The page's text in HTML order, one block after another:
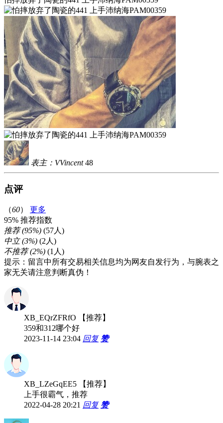
表主：VVincent 48
点评
（60）
更多
95% 推荐指数
推荐 (95%) (57人)
中立 (3%) (2人)
不推荐 (2%) (1人)
提示：留言中所有交易相关信息均为网友自发行为，与腕表之
家无关请注意判断真伪！
XB_EQrZFRfO
【推荐】
359和312哪个好
2023-11-14 23:04 回复 赞
XB_LZeGqEE5
【推荐】
上手很霸气，推荐
2022-04-28 20:21 回复 赞